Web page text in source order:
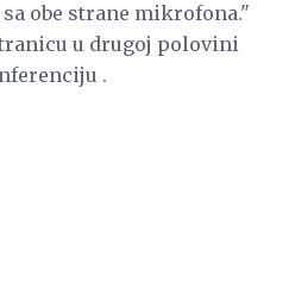
obe strane mikrofona."
u drugoj polovini
.